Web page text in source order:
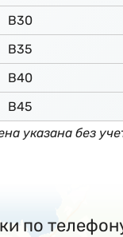
В30
В35
В40
В45
указана без
по